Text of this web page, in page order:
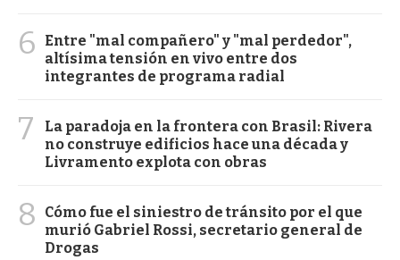
6
Entre "mal compañero" y "mal perdedor",
altísima tensión en vivo entre dos
integrantes de programa radial
7
La paradoja en la frontera con Brasil: Rivera
no construye edificios hace una década y
Livramento explota con obras
8
Cómo fue el siniestro de tránsito por el que
murió Gabriel Rossi, secretario general de
Drogas